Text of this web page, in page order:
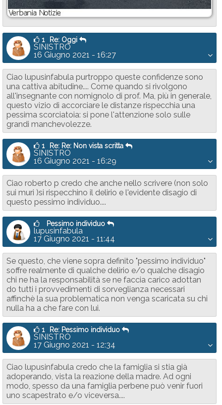
1 Re: Oggi
SINISTRO
16 Giugno 2021 - 16:27
Ciao lupusinfabula purtroppo queste confidenze sono
una cattiva abitudine.... Come quando si rivolgono
all'insegnante con nomignolo di prof. Ma, più in generale,
questo vizio di accorciare le distanze rispecchia una
pessima scorciatoia: si pone l'attenzione solo sulle
grandi manchevolezze.
1 Re: Re: Non vista scritta
SINISTRO
16 Giugno 2021 - 16:29
Ciao roberto p credo che anche nello scrivere (non solo
sui muri )si rispecchino il delirio e l'evidente disagio di
questo pessimo individuo....
Pessimo individuo
lupusinfabula
17 Giugno 2021 - 11:44
Se questo, che viene sopra definito "pessimo individuo"
soffre realmente di qualche delirio e/o qualche disagio
chi ne ha la responsabilità se ne faccia carico adottan
do tutti i provvedimenti di sorveglianza necessari
affinchè la sua problematica non venga scaricata su chi
nulla ha a che fare con lui.
1 Re: Pessimo individuo
SINISTRO
17 Giugno 2021 - 12:34
Ciao lupusinfabula credo che la famiglia si stia già
adoperando, vista la reazione della madre. Ad ogni
modo, spesso da una famiglia perbene può venir fuori
uno scapestrato e/o viceversa....